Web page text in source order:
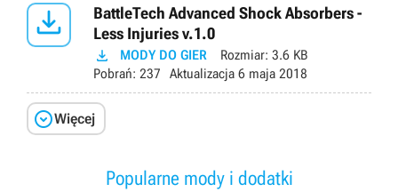

BattleTech Advanced Shock Absorbers -
Less Injuries v.1.0
 MODY DO GIER Rozmiar: 3.6 KB
Pobrań: 237 Aktualizacja 6 maja 2018
Więcej
Popularne mody i dodatki